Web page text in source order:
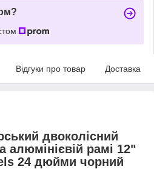
Відгуки про товар Доставка
двоколісний
алюмінієвій рамі 12"
24 дюйми чорний